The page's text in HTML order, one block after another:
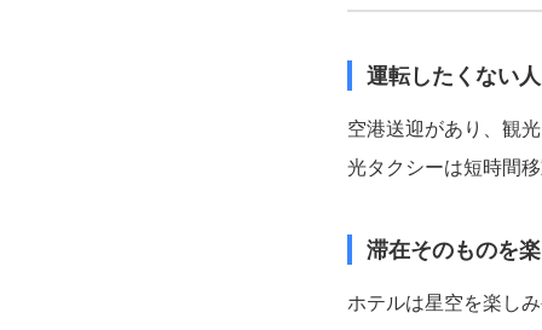
運転したくない
空港送迎があり、観
光タクシーは短時間
滞在そのものを
ホテルは星空を楽し